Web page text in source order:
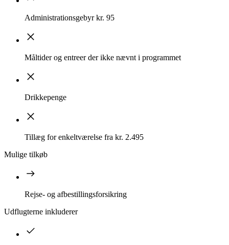
Administrationsgebyr kr. 95
Måltider og entreer der ikke nævnt i programmet
Drikkepenge
Tillæg for enkeltværelse fra kr. 2.495
Mulige tilkøb
Rejse- og afbestillingsforsikring
Udflugterne inkluderer